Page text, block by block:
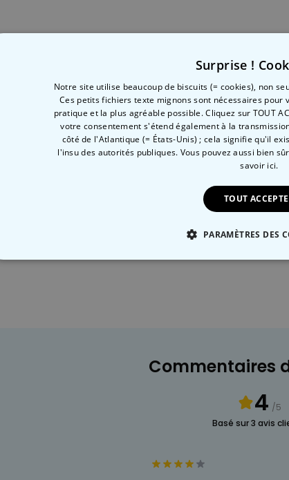
Catégorie
Consultez nos autres
Coquin
Commentaires
4 /5
Basé sur 3 avis
Surprise !
Notre site utilise beaucoup de biscuits (= cookies), non
Ces petits fichiers texte mignons sont nécessaires
pratique et la plus agréable possible. Cliquez sur TOUT
votre consentement s'étend également à la
côté de l'Atlantique (= États-Unis) ; cela signifie qu'il
l'insu des autorités publiques. Vous pouvez aussi bien
savoir ici.
TOUT
PARAMÈTRES DES
STRICTEMENT NÉCESSAIRE PERFORMANCE